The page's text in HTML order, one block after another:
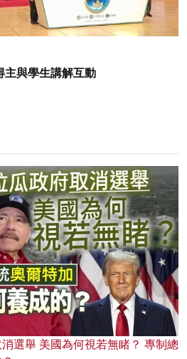
主與學生講解互動
選舉 美國為何視若無睹？ 專制總